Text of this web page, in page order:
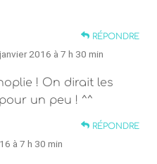
RÉPONDRE
2016 à 7 h 30 min
! On dirait les
un peu ! ^^
RÉPONDRE
à 7 h 30 min